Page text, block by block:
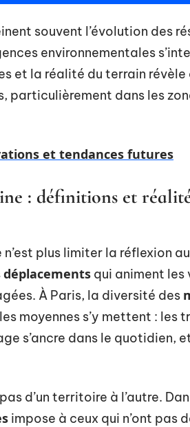
souvent l’évolution des
environnementales
et la réalité du terrain
particulièrement dans les
et tendances futures
: définitions et
n’est plus limiter la réflexion
déplacements qui animent les
À Paris, la diversité des
moyennes s’y mettent : les
s’ancre dans le quotidien,
d’un territoire à l’autre.
impose à ceux qui n’ont pas